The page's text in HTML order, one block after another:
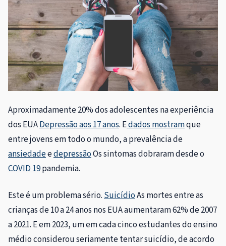
Aproximadamente 20% dos adolescentes na experiência
dos EUADepressão aos 17 anos. Edados mostramque
entre jovens em todo o mundo, a prevalência de
ansiedadeedepressãoOs sintomas dobraram desde o
COVID 19pandemia.
Este é um problema sério.SuicídioAs mortes entre as
crianças de 10 a 24 anos nos EUA aumentaram 62% de 2007
a 2021. E em 2023, um em cada cinco estudantes do ensino
médio considerou seriamente tentar suicídio, de acordo